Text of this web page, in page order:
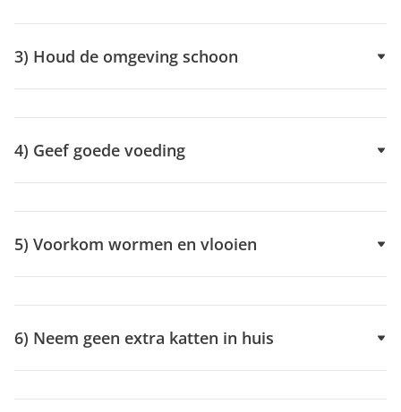
3) Houd de omgeving schoon
4) Geef goede voeding
5) Voorkom wormen en vlooien
6) Neem geen extra katten in huis